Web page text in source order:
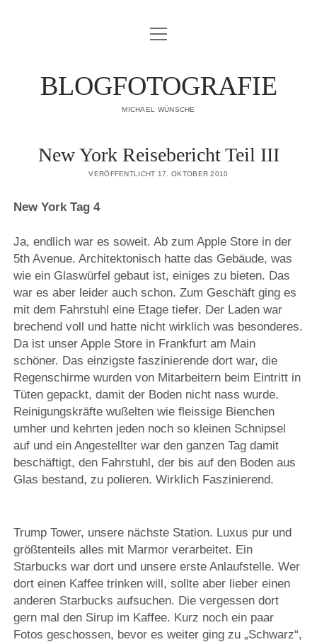
IMPRESSUM
Menü
öffnen
BLOGFOTOGRAFIE
MICHAEL WÜNSCHE
New York Reisebericht Teil III
VERÖFFENTLICHT 17. OKTOBER 2010
New York Tag 4
Ja, endlich war es soweit. Ab zum Apple Store in der
5th Avenue. Architektonisch hatte das Gebäude, was
wie ein Glaswürfel gebaut ist, einiges zu bieten. Das
war es aber leider auch schon. Zum Geschäft ging es
mit dem Fahrstuhl eine Etage tiefer. Der Laden war
brechend voll und hatte nicht wirklich was besonderes.
Da ist unser Apple Store in Frankfurt am Main
schöner. Das einzigste faszinierende dort war, die
Regenschirme wurden von Mitarbeitern beim Eintritt in
Tüten gepackt, damit der Boden nicht nass wurde.
Reinigungskräfte wußelten wie fleissige Bienchen
umher und kehrten jeden noch so kleinen Schnipsel
auf und ein Angestellter war den ganzen Tag damit
beschäftigt, den Fahrstuhl, der bis auf den Boden aus
Glas bestand, zu polieren. Wirklich Faszinierend.
Trump Tower, unsere nächste Station. Luxus pur und
größtenteils alles mit Marmor verarbeitet. Ein
Starbucks war dort und unsere erste Anlaufstelle. Wer
dort einen Kaffee trinken will, sollte aber lieber einen
anderen Starbucks aufsuchen. Die vergessen dort
gern mal den Sirup im Kaffee. Kurz noch ein paar
Fotos geschossen, bevor es weiter ging zu „Schwarz“,